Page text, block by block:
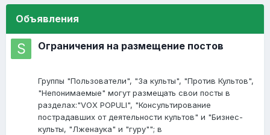
Объявления
Ограничения на размещение постов
Группы "Пользователи", "За культы", "Против Культов",
"Непонимаемые" могут размещать свои посты в
разделах:"VOX POPULI", "Консультирование
пострадавших от деятельности культов" и "Бизнес-
культы, "Лженаука" и "гуру""; в